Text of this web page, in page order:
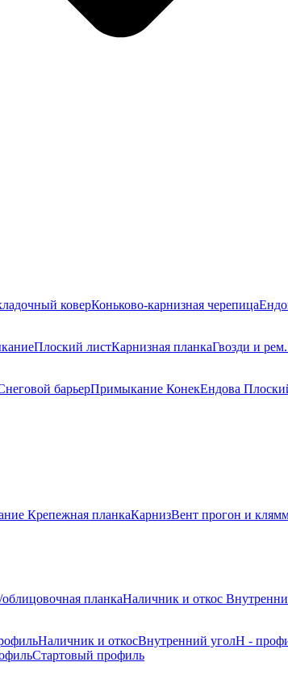
коверКоньково-карнизная черепица
Плоский листКарнизная планкаГвозди и
барьерПримыкание КонекЕндова
Крепежная планкаКарнизВент прогон и
планкаНаличник и откос
Наличник и откосВнутренний уголH -
Стартовый профиль